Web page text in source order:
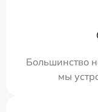
Большинство
мы